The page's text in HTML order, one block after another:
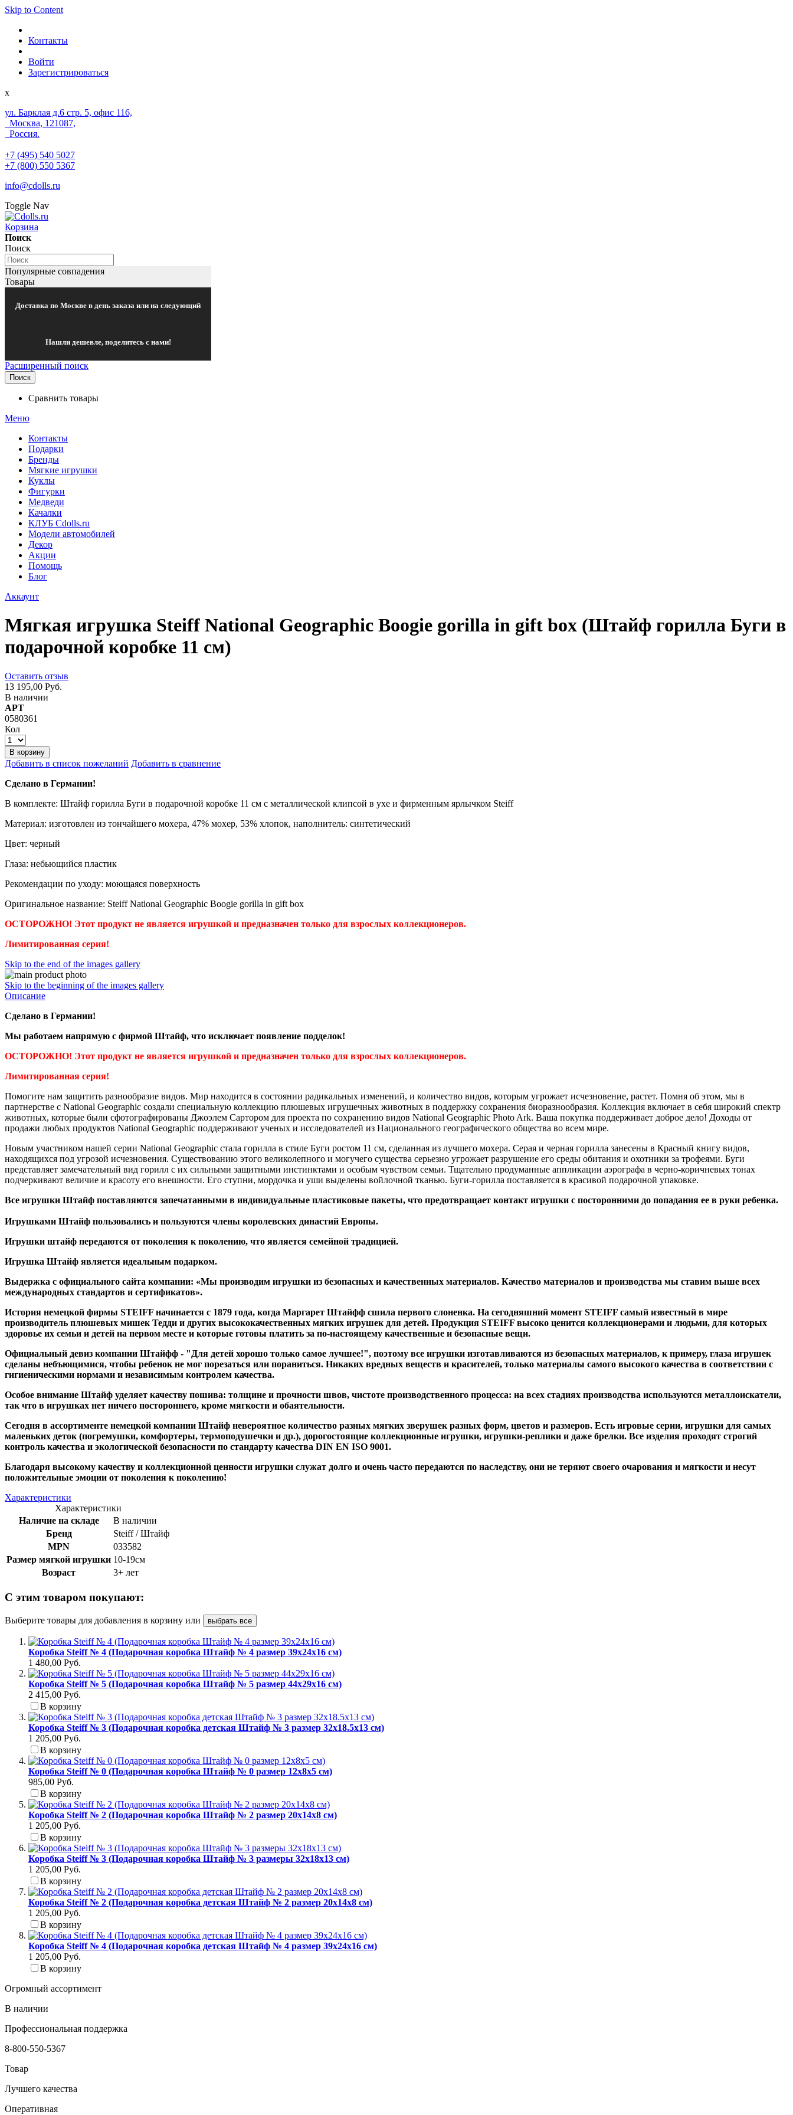
Skip to Content
Контакты
Войти
Зарегистрироваться
x
ул. Барклая д.6 стр. 5, офис 116,
Москва, 121087,
Россия.
+7 (495) 540 5027
+7 (800) 550 5367
info@cdolls.ru
Toggle Nav
Корзина
Поиск
Поиск
Популярные совпадения
Товары
Доставка по Москве в день заказа или на следующий
Нашли дешевле, поделитесь с нами!
Расширенный поиск
Поиск
Сравнить товары
Меню
Контакты
Подарки
Бренды
Мягкие игрушки
Куклы
Фигурки
Медведи
Качалки
КЛУБ Cdolls.ru
Модели автомобилей
Декор
Акции
Помощь
Блог
Аккаунт
Мягкая игрушка Steiff National Geographic Boogie gorilla in gift box (Штайф горилла Буги в
подарочной коробке 11 см)
Оставить отзыв
13 195,00 Руб.
В наличии
АРТ
0580361
Кол
В корзину
Добавить в список пожеланий Добавить в сравнение
Сделано в Германии!
В комплекте: Штайф горилла Буги в подарочной коробке 11 см с металлической клипсой в ухе и фирменным ярлычком Steiff
Материал: изготовлен из тончайшего мохера, 47% мохер, 53% хлопок, наполнитель: синтетический
Цвет: черный
Глаза: небьющийся пластик
Рекомендации по уходу: моющаяся поверхность
Оригинальное название: Steiff National Geographic Boogie gorilla in gift box
ОСТОРОЖНО! Этот продукт не является игрушкой и предназначен только для взрослых коллекционеров.
Лимитированная серия!
Skip to the end of the images gallery
Skip to the beginning of the images gallery
Описание
Сделано в Германии!
Мы работаем напрямую с фирмой Штайф, что исключает появление подделок!
ОСТОРОЖНО! Этот продукт не является игрушкой и предназначен только для взрослых коллекционеров.
Лимитированная серия!
Помогите нам защитить разнообразие видов. Мир находится в состоянии радикальных изменений, и количество видов, которым угрожает исчезновение, растет. Помня об этом, мы в
партнерстве с National Geographic создали специальную коллекцию плюшевых игрушечных животных в поддержку сохранения биоразнообразия. Коллекция включает в себя широкий спектр
животных, которые были сфотографированы Джоэлем Сартором для проекта по сохранению видов National Geographic Photo Ark. Ваша покупка поддерживает доброе дело! Доходы от
продажи любых продуктов National Geographic поддерживают ученых и исследователей из Национального географического общества во всем мире.
Новым участником нашей серии National Geographic стала горилла в стиле Буги ростом 11 см, сделанная из лучшего мохера. Серая и черная горилла занесены в Красный книгу видов,
находящихся под угрозой исчезновения. Существованию этого великолепного и могучего существа серьезно угрожает разрушение его среды обитания и охотники за трофеями. Буги
представляет замечательный вид горилл с их сильными защитными инстинктами и особым чувством семьи. Тщательно продуманные аппликации аэрографа в черно-коричневых тонах
подчеркивают величие и красоту его внешности. Его ступни, мордочка и уши выделены войлочной тканью. Буги-горилла поставляется в красивой подарочной упаковке.
Все игрушки Штайф поставляются запечатанными в индивидуальные пластиковые пакеты, что предотвращает контакт игрушки с посторонними до попадания ее в руки ребенка.
Игрушками Штайф пользовались и пользуются члены королевских династий Европы.
Игрушки штайф передаются от поколения к поколению, что является семейной традицией.
Игрушка Штайф является идеальным подарком.
Выдержка с официального сайта компании: «Мы производим игрушки из безопасных и качественных материалов. Качество материалов и производства мы ставим выше всех
международных стандартов и сертификатов».
История немецкой фирмы STEIFF начинается с 1879 года, когда Маргарет Штайфф сшила первого слоненка. На сегодняшний момент STEIFF самый известный в мире
производитель плюшевых мишек Тедди и других высококачественных мягких игрушек для детей. Продукция STEIFF высоко ценится коллекционерами и людьми, для которых
здоровье их семьи и детей на первом месте и которые готовы платить за по-настоящему качественные и безопасные вещи.
Официальный девиз компании Штайфф - "Для детей хорошо только самое лучшее!", поэтому все игрушки изготавливаются из безопасных материалов, к примеру, глаза игрушек
сделаны небъющимися, чтобы ребенок не мог порезаться или пораниться. Никаких вредных веществ и красителей, только материалы самого высокого качества в соответствии с
гигиеническими нормами и независимым контролем качества.
Особое внимание Штайф уделяет качеству пошива: толщине и прочности швов, чистоте производственного процесса: на всех стадиях производства используются металлоискатели,
так что в игрушках нет ничего постороннего, кроме мягкости и обаятельности.
Сегодня в ассортименте немецкой компании Штайф невероятное количество разных мягких зверушек разных форм, цветов и размеров. Есть игровые серии, игрушки для самых
маленьких деток (погремушки, комфортеры, термоподушечки и др.), дорогостоящие коллекционные игрушки, игрушки-реплики и даже брелки. Все изделия проходят строгий
контроль качества и экологической безопасности по стандарту качества DIN EN ISO 9001.
Благодаря высокому качеству и коллекционной ценности игрушки служат долго и очень часто передаются по наследству, они не теряют своего очарования и мягкости и несут
положительные эмоции от поколения к поколению!
Характеристики
Характеристики
Наличие на складе
В наличии
Бренд
Steiff / Штайф
MPN
033582
Размер мягкой игрушки 10-19см
Возраст
3+ лет
С этим товаром покупают:
Выберите товары для добавления в корзину или выбрать все
Коробка Steiff № 4 (Подарочная коробка Штайф № 4 размер 39х24х16 см)
1 480,00 Руб.
Коробка Steiff № 5 (Подарочная коробка Штайф № 5 размер 44х29х16 см)
2 415,00 Руб.
В корзину
Коробка Steiff № 3 (Подарочная коробка детская Штайф № 3 размер 32x18.5x13 см)
1 205,00 Руб.
В корзину
Коробка Steiff № 0 (Подарочная коробка Штайф № 0 размер 12x8x5 см)
985,00 Руб.
В корзину
Коробка Steiff № 2 (Подарочная коробка Штайф № 2 размер 20x14x8 см)
1 205,00 Руб.
В корзину
Коробка Steiff № 3 (Подарочная коробка Штайф № 3 размеры 32x18x13 см)
1 205,00 Руб.
В корзину
Коробка Steiff № 2 (Подарочная коробка детская Штайф № 2 размер 20x14x8 см)
1 205,00 Руб.
В корзину
Коробка Steiff № 4 (Подарочная коробка детская Штайф № 4 размер 39x24x16 см)
1 205,00 Руб.
В корзину
Огромный ассортимент
В наличии
Профессиональная поддержка
8-800-550-5367
Товар
Лучшего качества
Оперативная